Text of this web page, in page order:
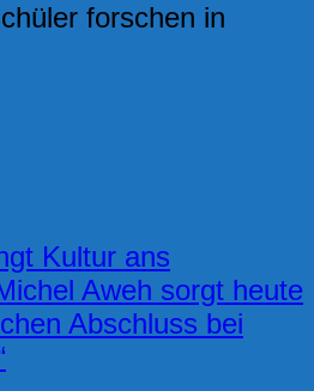
forschen in
Kultur ans
Aweh sorgt heute
Abschluss bei